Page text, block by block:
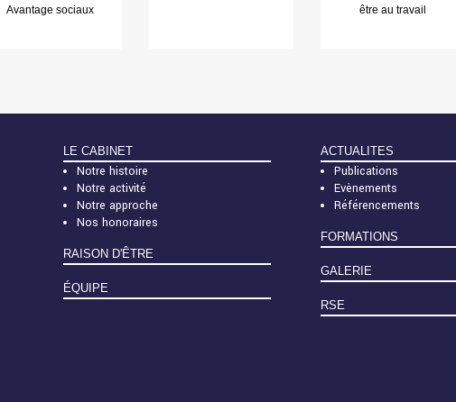
Avantage sociaux
être au travail
LE CABINET
Notre histoire
Notre activité
Notre approche
Nos honoraires
RAISON D'ÊTRE
ÉQUIPE
ACTUALITES
Publications
Evènements
Référencements
FORMATIONS
GALERIE
RSE